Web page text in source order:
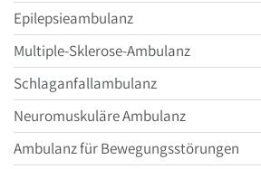
Epilepsieambulanz
Multiple-Sklerose-Ambulanz
Schlaganfallambulanz
Neuromuskuläre Ambulanz
Ambulanz für Bewegungsstörungen